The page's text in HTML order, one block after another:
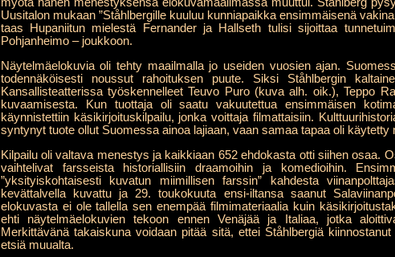
myötä hänen menestyksensä elokuvamaailmassa muuttui. Ståhlberg
Uusitalon mukaan ”Ståhlbergille kuuluu kunniapaikka ensimmäisenä
taas Hupaniitun mielestä Fernander ja Hallseth tulisi sijoittaa
Pohjanheimo – joukkoon.
Näytelmäelokuvia oli tehty maailmalla jo useiden vuosien ajan.
todennäköisesti noussut rahoituksen puute. Siksi Ståhlbergin
Kansallisteatterissa työskennelleet Teuvo Puro (kuva alh. oik.), Teppo
kuvaamisesta. Kun tuottaja oli saatu vakuutettua ensimmäisen
käynnistettiin käsikirjoituskilpailu, jonka voittaja filmattaisiin.
syntynyt tuote ollut Suomessa ainoa lajiaan, vaan samaa tapaa oli käytetty
Kilpailu oli valtava menestys ja kaikkiaan 652 ehdokasta otti siihen osaa.
vaihtelivat farsseista historiallisiin draamoihin ja komedioihin.
”yksityiskohtaisesti kuvatun miimillisen farssin” kahdesta
kevättalvella kuvattu ja 29. toukokuuta ensi-iltansa saanut
elokuvasta ei ole tallella sen enempää filmimateriaalia kuin
ehti näytelmäelokuvien tekoon ennen Venäjää ja Italiaa, jotka
Merkittävänä takaiskuna voidaan pitää sitä, ettei Ståhlbergiä
etsiä muualta.